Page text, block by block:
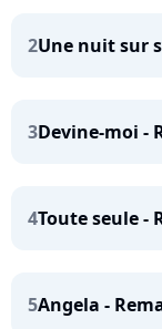
2Une nuit sur
3Devine-moi -
4Toute seule -
5Angela -